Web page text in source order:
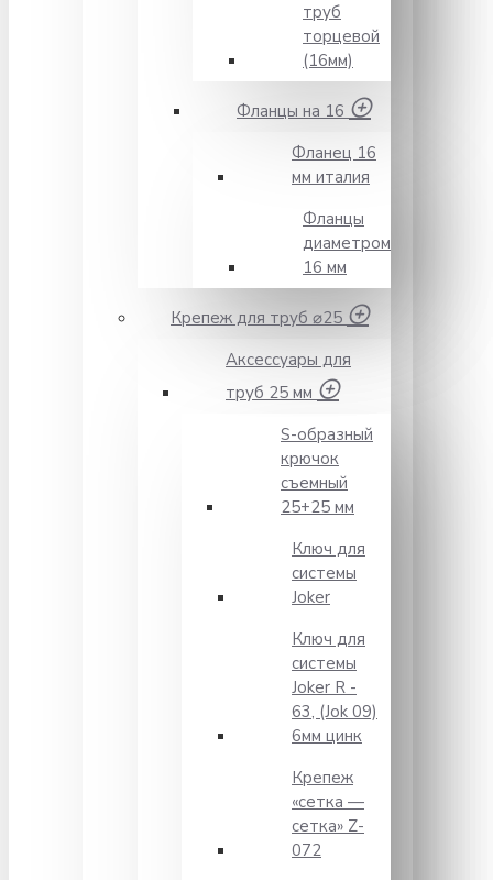
труб
торцевой
(16мм)
Фланцы на 16
Фланец 16
мм италия
Фланцы
диаметром
16 мм
Крепеж для труб ⌀25
Аксессуары для
труб 25 мм
S-образный
крючок
съемный
25+25 мм
Ключ для
системы
Joker
Ключ для
системы
Joker R -
63, (Jok 09)
6мм цинк
Крепеж
«сетка —
сетка» Z-
072